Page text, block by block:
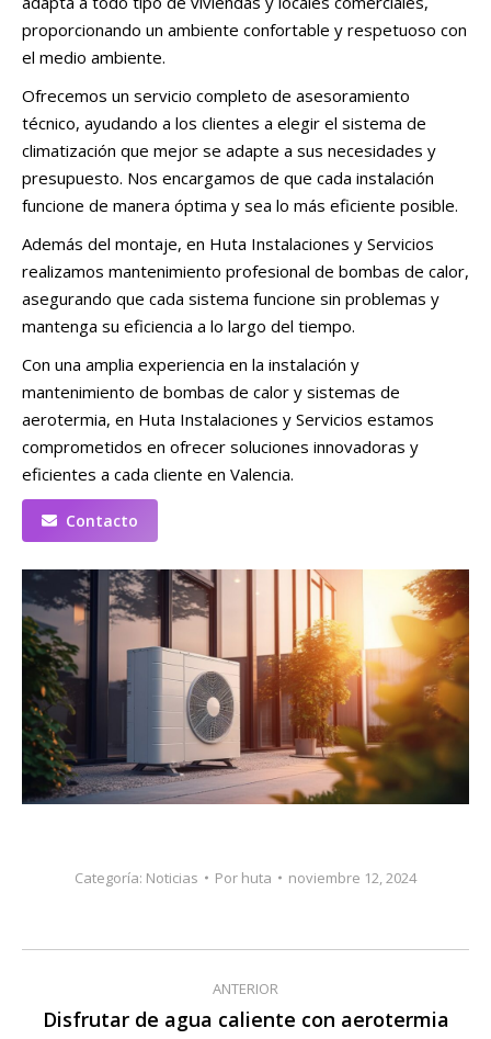
proporcionando un ambiente confortable y respetuoso con
el medio ambiente.
Ofrecemos un servicio completo de asesoramiento
técnico, ayudando a los clientes a elegir el sistema de
climatización que mejor se adapte a sus necesidades y
presupuesto. Nos encargamos de que cada instalación
funcione de manera óptima y sea lo más eficiente posible.
Además del montaje, en Huta Instalaciones y Servicios
realizamos mantenimiento profesional de bombas de calor,
asegurando que cada sistema funcione sin problemas y
mantenga su eficiencia a lo largo del tiempo.
Con una amplia experiencia en la instalación y
mantenimiento de bombas de calor y sistemas de
aerotermia, en Huta Instalaciones y Servicios estamos
comprometidos en ofrecer soluciones innovadoras y
eficientes a cada cliente en Valencia.
Contacto
Categoría: Noticias Por huta noviembre 12, 2024
Navegación
entre
ANTERIOR
Publicación
Disfrutar de agua caliente con aerotermia